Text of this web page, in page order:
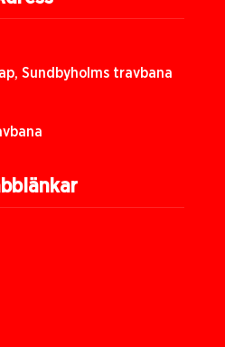
Sundbyholms travbana